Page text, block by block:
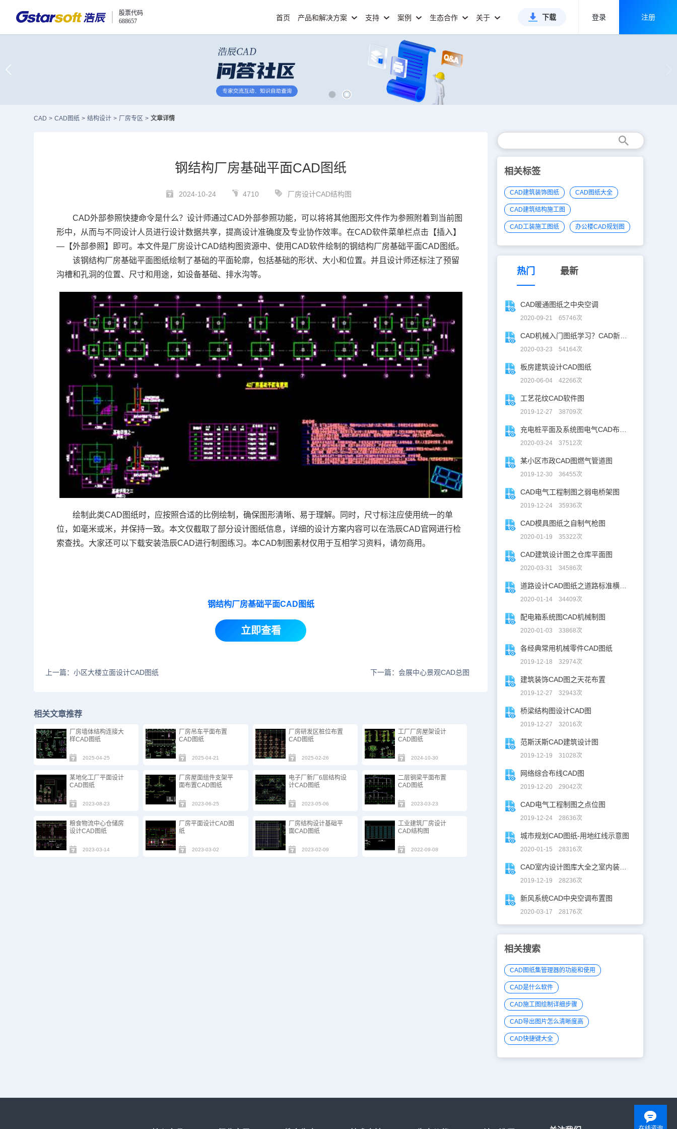
股票代码
688657
首页 产品和解决方案 支持 案例 生态合作 关于 下载 登录 注册
CAD > CAD图纸 > 结构设计 > 厂房专区 > 文章详情
钢结构厂房基础平面CAD图纸
2024-10-24 4710 厂房设计CAD结构图
CAD外部参照快捷命令是什么？设计师通过CAD外部参照功能，可以将将其他图形文件作为参照附着到当前图
形中，从而与不同设计人员进行设计数据共享，提高设计准确度及专业协作效率。在CAD软件菜单栏点击【插入】
—【外部参照】即可。本文件是厂房设计CAD结构图资源中、使用CAD软件绘制的钢结构厂房基础平面CAD图纸。
该钢结构厂房基础平面图纸绘制了基础的平面轮廓，包括基础的形状、大小和位置。并且设计师还标注了预留
沟槽和孔洞的位置、尺寸和用途，如设备基础、排水沟等。
绘制此类CAD图纸时，应按照合适的比例绘制，确保图形清晰、易于理解。同时，尺寸标注应使用统一的单
位，如毫米或米，并保持一致。本文仅截取了部分设计图纸信息，详细的设计方案内容可以在浩辰CAD官网进行检
索查找。大家还可以下载安装浩辰CAD进行制图练习。本CAD制图素材仅用于互相学习资料，请勿商用。
钢结构厂房基础平面CAD图纸
立即查看
上一篇：小区大楼立面设计CAD图纸 下一篇：会展中心景观CAD总图
相关文章推荐
厂房墙体结构连接大
样CAD图纸
2025-04-25
厂房吊车平面布置
CAD图纸
2025-04-21
厂房研发区桩位布置
CAD图纸
2025-02-26
工厂厂房屋架设计
CAD图纸
2024-10-30
某地化工厂平面设计
CAD图纸
2023-08-23
厂房屋面组件支架平
面布置CAD图纸
2023-06-25
电子厂新厂6层结构设
计CAD图纸
2023-05-06
二层钢梁平面布置
CAD图纸
2023-03-23
粮食物流中心仓储房
设计CAD图纸
2023-03-14
厂房平面设计CAD图
纸
2023-03-02
厂房结构设计基础平
面CAD图纸
2023-02-09
工业建筑厂房设计
CAD结构图
2022-09-08
相关标签
CAD建筑装饰图纸 CAD图纸大全
CAD建筑结构施工图
CAD工装施工图纸 办公楼CAD规划图
热门 最新
CAD暖通图纸之中央空调
2020-09-21 65746次
2020-03-23 54164次
板房建筑设计CAD图纸
2020-06-04 42266次
工艺花纹CAD软件图
2019-12-27 38709次
2020-03-24 37512次
某小区市政CAD图燃气管道图
2019-12-30 36455次
CAD电气工程制图之弱电桥架图
2019-12-24 35936次
CAD模具图纸之自制气枪图
2020-01-19 35322次
CAD建筑设计图之仓库平面图
2020-03-31 34586次
2020-01-14 34409次
配电箱系统图CAD机械制图
2020-01-03 33868次
各经典常用机械零件CAD图纸
2019-12-18 32974次
建筑装饰CAD图之天花布置
2019-12-27 32943次
桥梁结构图设计CAD图
2019-12-27 32016次
范斯沃斯CAD建筑设计图
2019-12-19 31028次
网络综合布线CAD图
2019-12-20 29042次
CAD电气工程制图之点位图
2019-12-24 28636次
城市规划CAD图纸-用地红线示意图
2020-01-15 28316次
2019-12-19 28236次
新风系统CAD中央空调布置图
2020-03-17 28176次
相关搜索
CAD图纸集管理器的功能和使用
CAD是什么软件
CAD施工图绘制详细步骤
CAD导出图片怎么清晰度高
CAD快捷键大全